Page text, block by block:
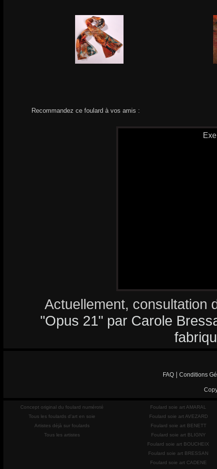
Recommandez ce foulard à vos amis :
Actuellement, consultation
"Opus 21" par Carole
FAQ Conditions
Concept original du foulard numéroté
Tous les foulards d'art en soie
Artistes déjà sur foulards
Tous les artistes
Foulard soie art AMARAL
Foulard soie art AVEZARD
Foulard soie art BENETT
Foulard soie art BLIGNY
Foulard soie art BOUCHEIX
Foulard soie art BRESSAN
Foulard soie art CADENE